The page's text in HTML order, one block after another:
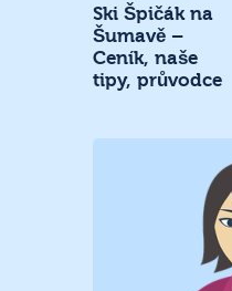
Ski Špičák na
Šumavě –
Ceník, naše
tipy, průvodce